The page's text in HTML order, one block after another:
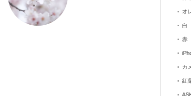
オ
白
赤
カ
紅